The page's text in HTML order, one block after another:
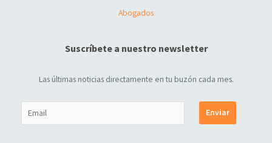
Abogados
Suscríbete a nuestro newsletter
Las últimas noticias directamente en tu buzón cada mes.